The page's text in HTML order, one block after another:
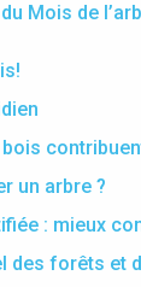
Mois de
un arbre ?
: mieux
des forêts et